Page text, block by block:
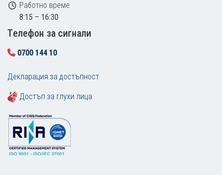
Работно време
8:15 – 16:30
Tелефон за сигнали
0700 144 10
Декларация за достъпност
Достъп за глухи лица